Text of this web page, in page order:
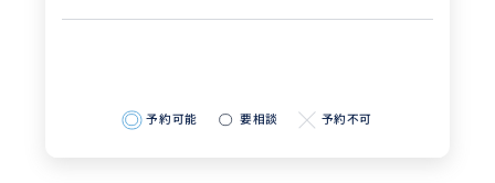
予約可能 要相談 予約不可